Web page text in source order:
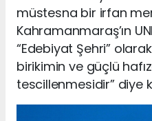
müstesna bir irfan
Kahramanmaraş’ın
“Edebiyat Şehri”
birikimin ve güçlü
tescillenmesidir” diye